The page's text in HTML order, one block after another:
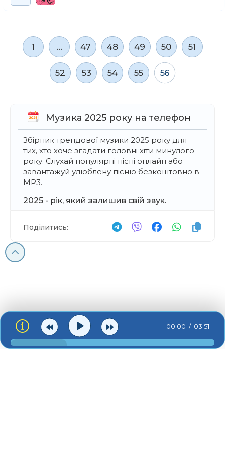
1 ... 47 48 49 50 51
52 53 54 55 56
Музика 2025 року на телефон
Збірник трендової музики 2025 року для
тих, хто хоче згадати головні хіти минулого
року. Слухай популярні пісні онлайн або
завантажуй улюблену пісню безкоштовно в
MP3.
2025 - рік, який залишив свій звук.
Поділитись:
00:00 03:51